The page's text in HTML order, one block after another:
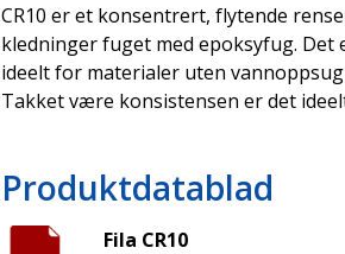
CR10 er et konsentrert, flytende
kledninger fuget med epoksyfug. Det
ideelt for materialer uten
Takket være konsistensen er det
Produktdatablad
Fila CR10